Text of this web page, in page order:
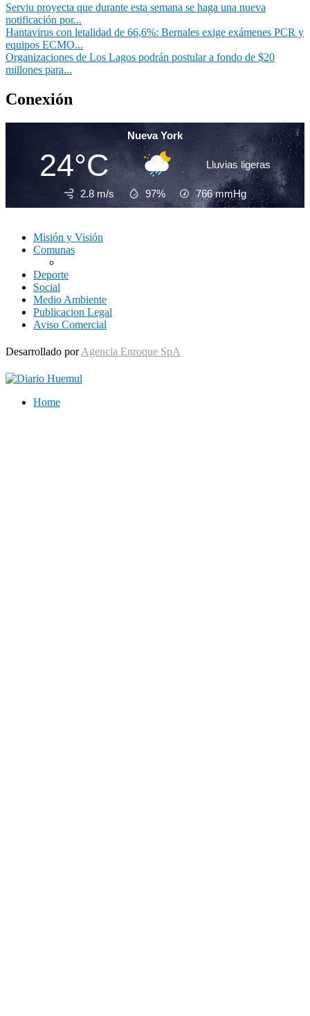
Serviu proyecta que durante esta semana se haga una nueva
notificación por...
Hantavirus con letalidad de 66,6%: Bernales exige exámenes PCR y
equipos ECMO...
Organizaciones de Los Lagos podrán postular a fondo de $20
millones para...
Conexión
Nueva York
24°C Lluvias ligeras
2.8 m/s 97% 766mmHg
Misión y Visión
Comunas
Deporte
Social
Medio Ambiente
Publicacion Legal
Aviso Comercial
Desarrollado por Agencia Enroque SpA
Home